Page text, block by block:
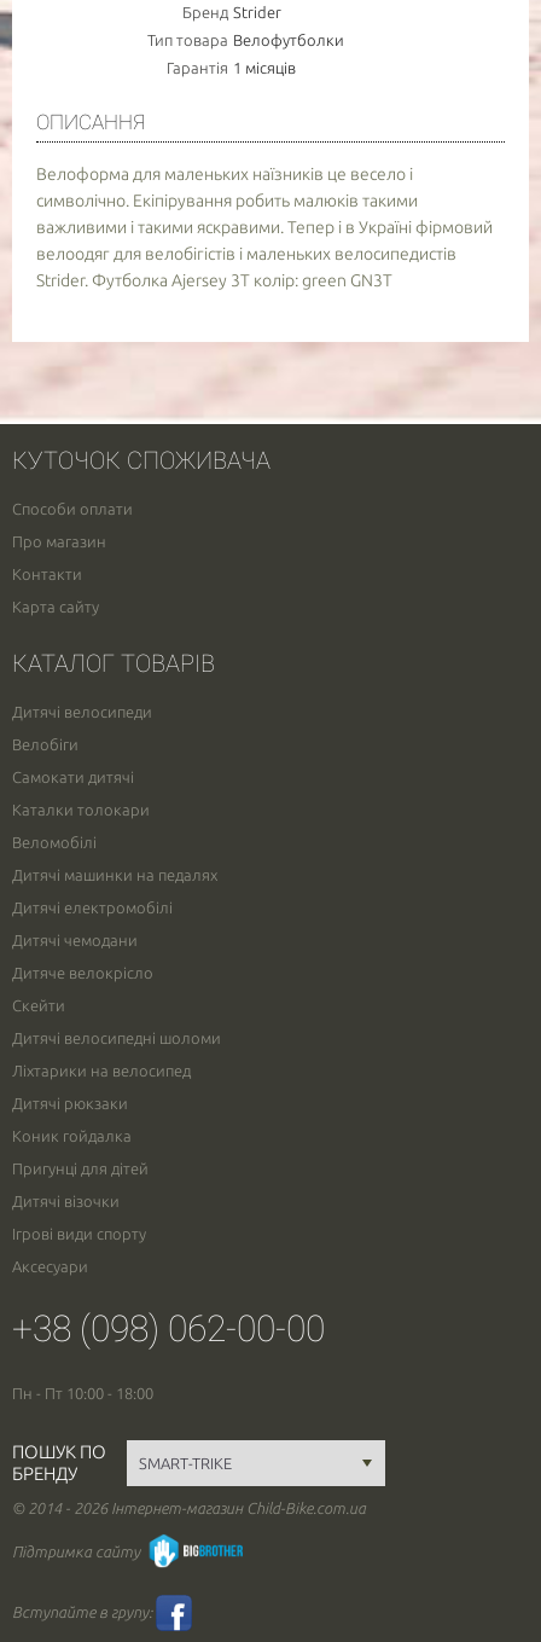
Бренд Strider
Тип товара Велофутболки
Гарантія 1 місяців
ОПИСАННЯ
Велоформа для маленьких наїзників це весело і
символічно. Екіпірування робить малюків такими
важливими і такими яскравими. Тепер і в Україні фірмовий
велоодяг для велобігістів і маленьких велосипедистів
Strider. Футболка Ajersey 3T колір: green GN3T
КУТОЧОК СПОЖИВАЧА
Способи оплати
Про магазин
Контакти
Карта сайту
КАТАЛОГ ТОВАРІВ
Дитячі велосипеди
Велобіги
Самокати дитячі
Каталки толокари
Веломобілі
Дитячі машинки на педалях
Дитячі електромобілі
Дитячі чемодани
Дитяче велокрісло
Скейти
Дитячі велосипедні шоломи
Ліхтарики на велосипед
Дитячі рюкзаки
Коник гойдалка
Пригунці для дітей
Дитячі візочки
Ігрові види спорту
Аксесуари
+38 (098) 062-00-00
Пн - Пт 10:00 - 18:00
ПОШУК ПО
БРЕНДУ
© 2014 - 2026 Інтернет-магазин Child-Bike.com.ua
Підтримка сайту
Вступайте в групу: